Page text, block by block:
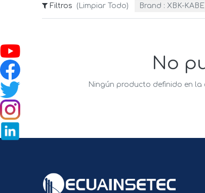
Filtros (Limpiar Todo) Brand : XBK-
No
Ningún producto definido en la